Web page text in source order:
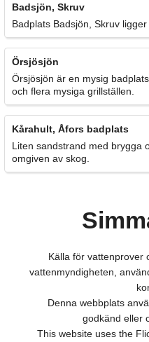
Badsjön, Skruv
Badplats Badsjön, Skruv
Örsjösjön
Örsjösjön är en mysig
och flera mysiga grillställen.
Kårahult, Åfors badplats
Liten sandstrand med brygga
omgiven av skog.
Källa för vattenprover
vattenmyndigheten,
Denna webbplats
godkänd eller
This website uses the